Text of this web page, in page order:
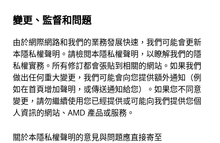
變更、監督和問題
由於網際網路和我們的業務發展快速，我們可能會更新
本隱私權聲明。請檢閱本隱私權聲明，以瞭解我們的隱
私權實務。所有修訂都會張貼到相關的網站。如果我們
做出任何重大變更，我們可能會向您提供額外通知（例
如在首頁增加聲明，或傳送通知給您）。如果您不同意
變更，請勿繼續使用您已經提供或可能向我們提供您個
人資訊的網站、AMD 產品或服務。
關於本隱私權聲明的意見與問題應直接寄至